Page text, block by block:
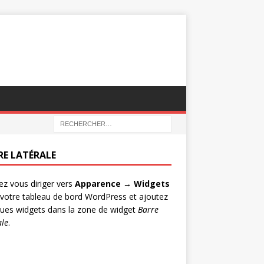
LATÉRALE
vous diriger vers Apparence → Widgets
tableau de bord WordPress et ajoutez
widgets dans la zone de widget Barre
.